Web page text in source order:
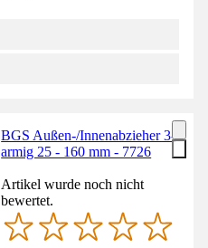
BGS Außen-/Innenabzieher 3-
armig 25 - 160 mm - 7726
Artikel wurde noch nicht
bewertet.